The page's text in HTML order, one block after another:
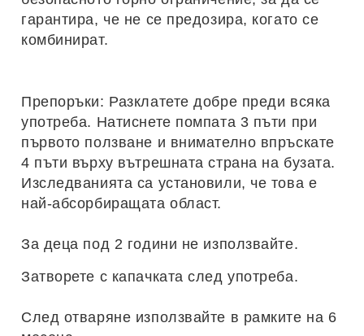
гарантира, че не се предозира, когато се
комбинират.
Препоръки: Разклатете добре преди всяка
употреба. Натиснете помпата 3 пъти при
първото ползване и внимателно впръскате
4 пъти върху вътрешната страна на бузата.
Изследванията са установили, че това е
най-абсорбиращата област.
За деца под 2 години не използвайте.
Затворете с капачката след употреба.
След отваряне използвайте в рамките на 6